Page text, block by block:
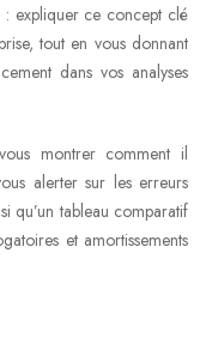
expliquer ce concept clé
tout en vous donnant
dans vos analyses
montrer comment il
alerter sur les erreurs
qu’un tableau comparatif
et amortissements